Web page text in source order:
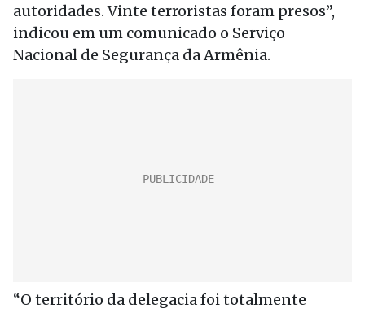
autoridades. Vinte terroristas foram presos”,
indicou em um comunicado o Serviço
Nacional de Segurança da Armênia.
“O território da delegacia foi totalmente